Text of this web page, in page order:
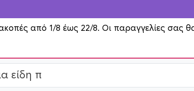
από 1/8 έως 22/8. Οι παραγγελίες σας